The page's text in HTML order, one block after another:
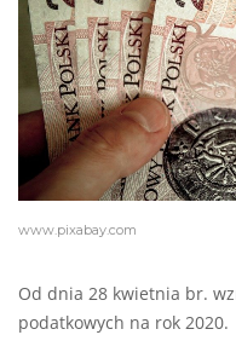
www.pixabay.com
Od dnia 28 kwietnia br.
podatkowych na rok 2020.